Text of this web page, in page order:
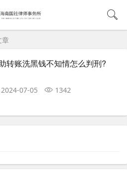
章
转账洗黑钱不知情怎么判刑?
2024-07-05 1342